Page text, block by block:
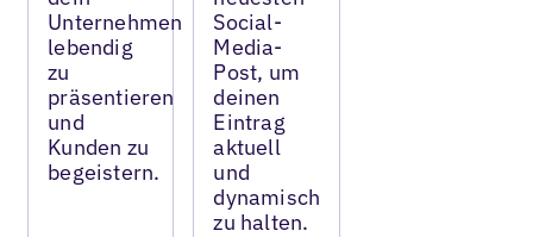
Unternehmen
lebendig
zu
präsentieren
und
Kunden zu
begeistern.
Social-
Media-
Post, um
deinen
Eintrag
aktuell
und
dynamisch
zu halten.